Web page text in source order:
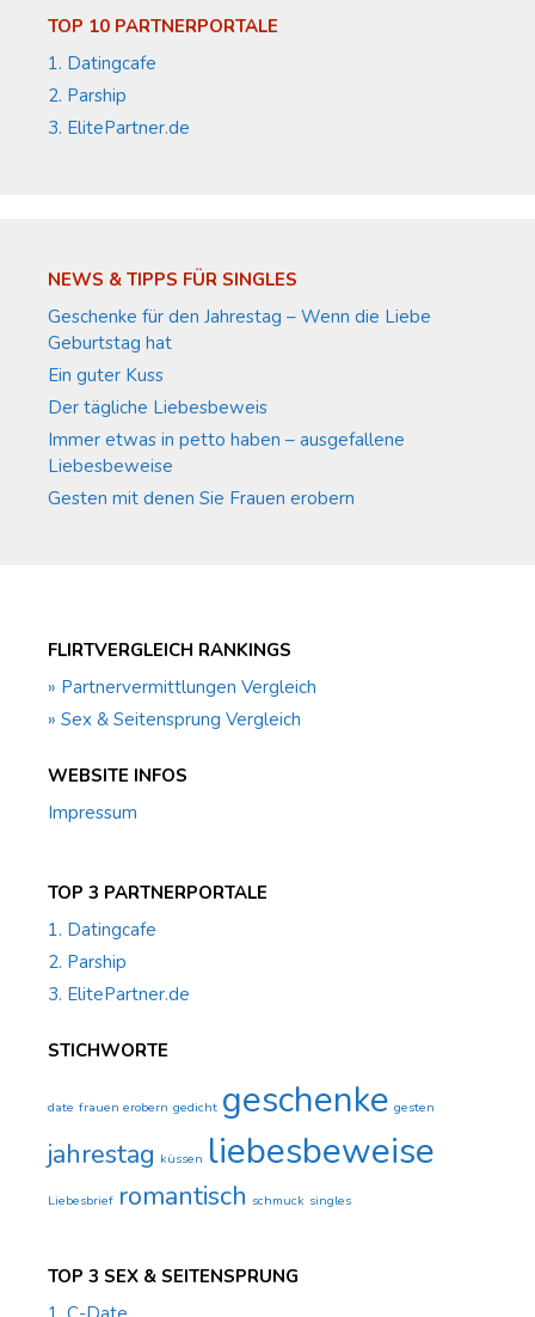
TOP 10 PARTNERPORTALE
1. Datingcafe
2. Parship
3. ElitePartner.de
NEWS & TIPPS FÜR SINGLES
Geschenke für den Jahrestag – Wenn die Liebe
Geburtstag hat
Ein guter Kuss
Der tägliche Liebesbeweis
Immer etwas in petto haben – ausgefallene
Liebesbeweise
Gesten mit denen Sie Frauen erobern
FLIRTVERGLEICH RANKINGS
» Partnervermittlungen Vergleich
» Sex & Seitensprung Vergleich
WEBSITE INFOS
Impressum
TOP 3 PARTNERPORTALE
1. Datingcafe
2. Parship
3. ElitePartner.de
STICHWORTE
date frauen erobern gedicht geschenke gesten
jahrestag küssen liebesbeweise
Liebesbrief romantisch schmuck singles
TOP 3 SEX & SEITENSPRUNG